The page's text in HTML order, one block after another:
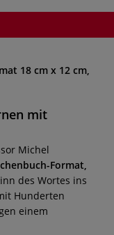
18 cm x 12 cm,
mit
Michel
Format,
des Wortes ins
Hunderten
einem